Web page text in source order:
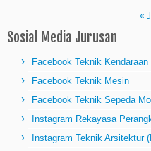
«
Sosial Media Jurusan
Facebook Teknik
Facebook Teknik Mesin
Facebook Teknik Sepeda
Instagram Rekayasa
Instagram Teknik Arsitektur